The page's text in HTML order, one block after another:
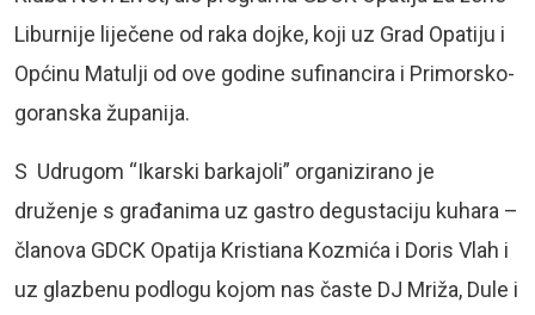
Liburnije liječene od raka dojke, koji uz Grad Opatiju i
Općinu Matulji od ove godine sufinancira i Primorsko-
goranska županija.
S Udrugom “Ikarski barkajoli” organizirano je
druženje s građanima uz gastro degustaciju kuhara –
članova GDCK Opatija Kristiana Kozmića i Doris Vlah i
uz glazbenu podlogu kojom nas časte DJ Mriža, Dule i